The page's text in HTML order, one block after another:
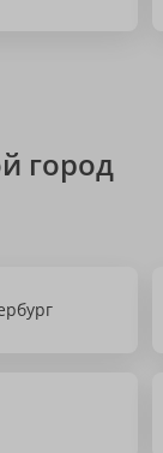
город